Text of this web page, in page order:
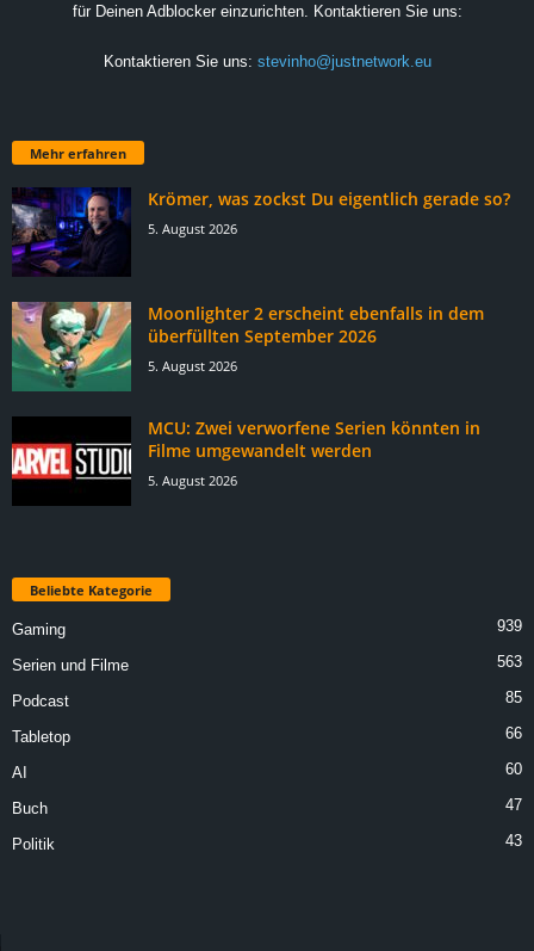
für Deinen Adblocker einzurichten. Kontaktieren Sie uns:
Kontaktieren Sie uns: stevinho@justnetwork.eu
Mehr erfahren
Krömer, was zockst Du eigentlich gerade so?
5. August 2026
Moonlighter 2 erscheint ebenfalls in dem
überfüllten September 2026
5. August 2026
MCU: Zwei verworfene Serien könnten in
Filme umgewandelt werden
5. August 2026
Beliebte Kategorie
Gaming 939
Serien und Filme 563
Podcast 85
Tabletop 66
AI 60
Buch 47
Politik 43